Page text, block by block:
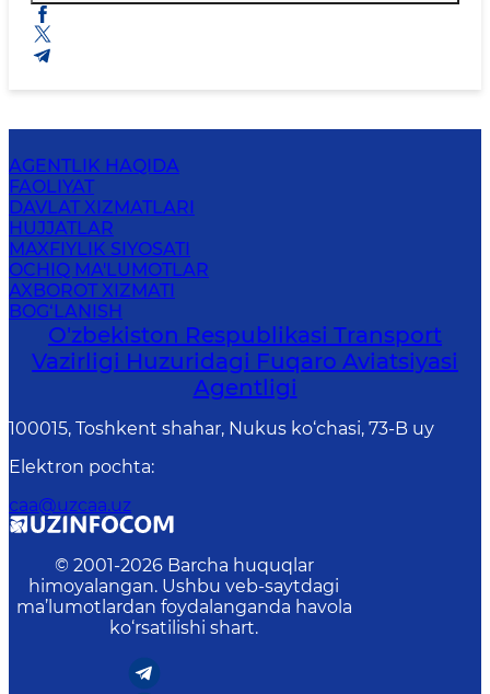
AGENTLIK HAQIDA
FAOLIYAT
DAVLAT XIZMATLARI
HUJJATLAR
MAXFIYLIK SIYOSATI
OCHIQ MA'LUMOTLAR
AXBOROT XIZMATI
BOG‘LANISH
O'zbekiston Respublikasi Transport
Vazirligi Huzuridagi Fuqaro Aviatsiyasi
Agentligi
100015, Toshkent shahar, Nukus ko‘chasi, 73-B uу
Elektron pochta:
caa@uzcaa.uz
© 2001-2026 Barcha huquqlar
himoyalangan. Ushbu veb-saytdagi
ma’lumotlardan foydalanganda havola
ko‘rsatilishi shart.